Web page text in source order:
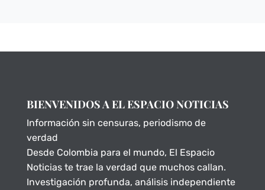
BIENVENIDOS A EL ESPACIO NOTICIAS
Información sin censuras, periodismo de
verdad
Desde Colombia para el mundo, El Espacio
Noticias te trae la verdad que muchos callan.
Investigación profunda, análisis independiente